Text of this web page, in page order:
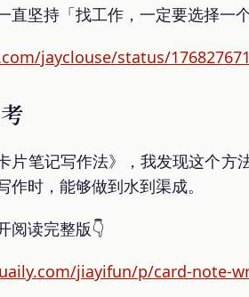
直坚持「找工作，一定要选择一
jayclouse/status/
片笔记写作法》，我发现这个方
作时，能够做到水到渠成。
阅读完整版👇
jiayifun/p/card-note-